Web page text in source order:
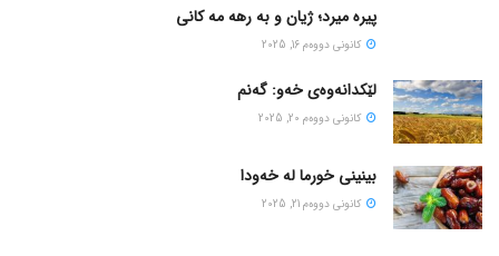
پیره میرد؛ ژیان و به رهه مه کانی
كانونی دووه‌م 16, 2025
لێکدانەوەی خەو: گەنم
كانونی دووه‌م 20, 2025
بینینی خورما لە خەودا
كانونی دووه‌م 21, 2025